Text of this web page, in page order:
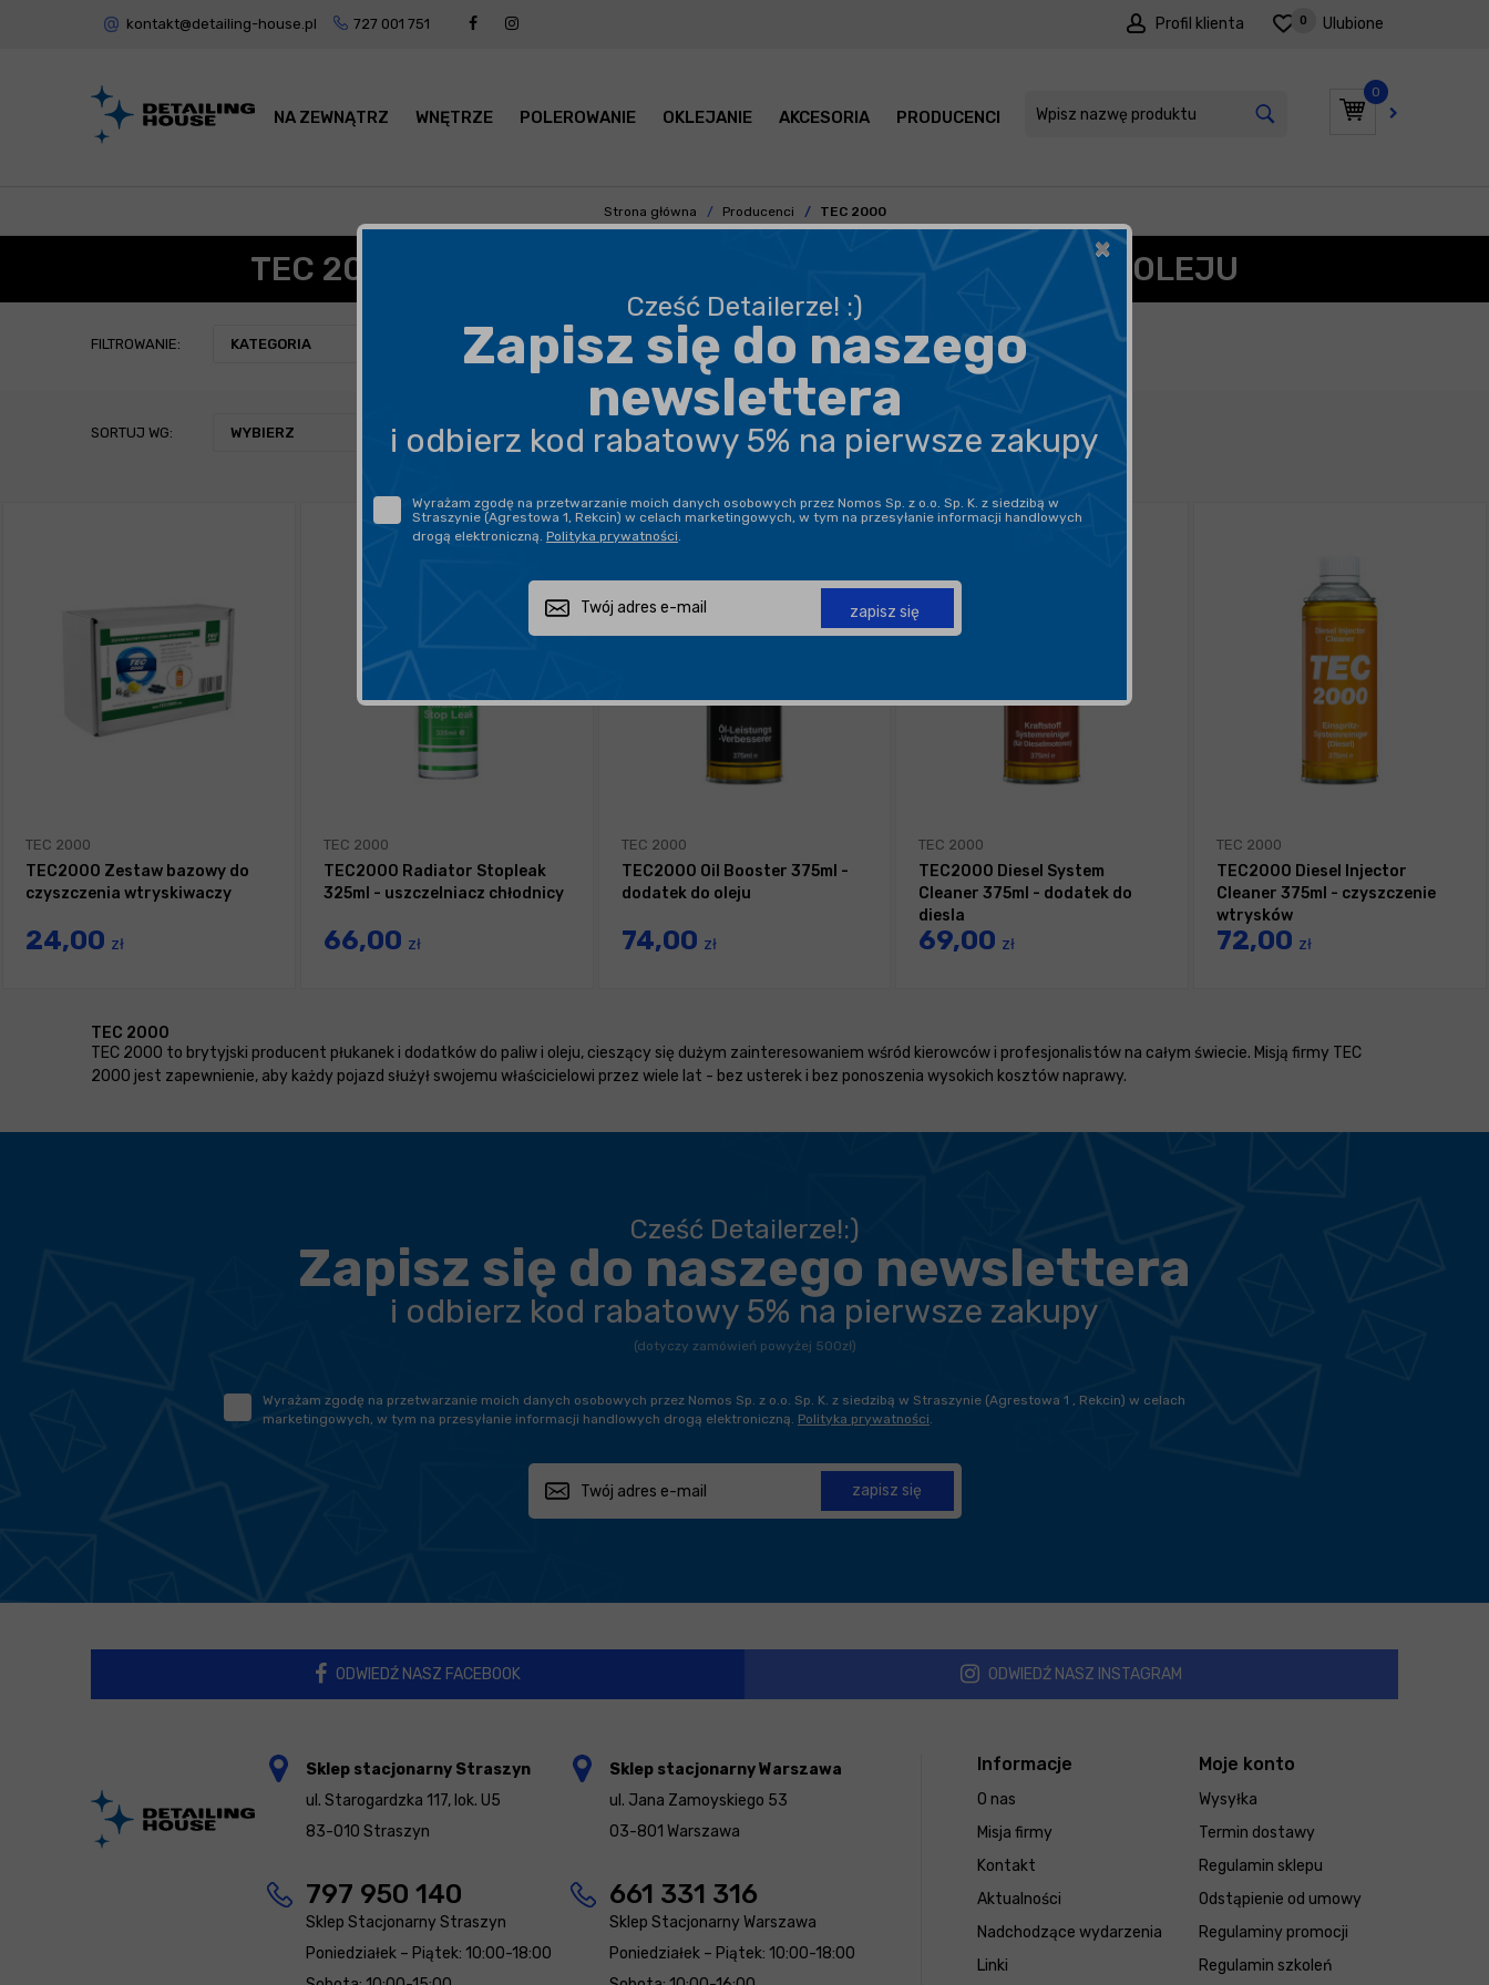
kontakt@detailing-house.pl 727 001 751 Profil klienta Ulubione
0
0
NA ZEWNĄTRZ WNĘTRZE POLEROWANIE OKLEJANIE AKCESORIA PRODUCENCI PROMOCJE
Strona główna Producenci TEC 2000
TEC 2000 - PŁUKANKI DO SILNIKA, DODATKI DO PALIW I OLEJU
FILTROWANIE: KATEGORIA PODKATEGORIA CENA
SORTUJ WG: WYBIERZ POKAŻ PO: 21
TEC 2000
TEC2000 Zestaw bazowy do
czyszczenia wtryskiwaczy
24,00 zł
TEC 2000
TEC2000 Radiator Stopleak
325ml - uszczelniacz chłodnicy
66,00 zł
TEC 2000
TEC2000 Oil Booster 375ml -
dodatek do oleju
74,00 zł
TEC 2000
TEC2000 Diesel System
Cleaner 375ml - dodatek do
diesla
69,00 zł
TEC 2000
TEC2000 Diesel Injector
Cleaner 375ml - czyszczenie
wtrysków
72,00 zł
TEC 2000
TEC 2000 to brytyjski producent płukanek i dodatków do paliw i oleju, cieszący się dużym zainteresowaniem wśród kierowców i profesjonalistów na całym świecie. Misją firmy TEC
2000 jest zapewnienie, aby każdy pojazd służył swojemu właścicielowi przez wiele lat - bez usterek i bez ponoszenia wysokich kosztów naprawy.
Cześć Detailerze!:)
Zapisz się do naszego newslettera
i odbierz kod rabatowy 5% na pierwsze zakupy
(dotyczy zamówień powyżej 500zł)
Wyrażam zgodę na przetwarzanie moich danych osobowych przez Nomos Sp. z o.o. Sp. K. z siedzibą w Straszynie (Agrestowa 1 , Rekcin) w celach
marketingowych, w tym na przesyłanie informacji handlowych drogą elektroniczną. Polityka prywatności.
zapisz się
ODWIEDŹ NASZ FACEBOOK ODWIEDŹ NASZ INSTAGRAM
×
Cześć Detailerze! :)
Zapisz się do naszego
newslettera
i odbierz kod rabatowy 5% na pierwsze zakupy
Wyrażam zgodę na przetwarzanie moich danych osobowych przez Nomos Sp. z o.o. Sp. K. z siedzibą w
Straszynie (Agrestowa 1, Rekcin) w celach marketingowych, w tym na przesyłanie informacji handlowych
drogą elektroniczną. Polityka prywatności
zapisz się
Informacje
O nas
Misja firmy
Kontakt
Aktualności
Nadchodzące wydarzenia
Linki
Moje konto
Wysyłka
Termin dostawy
Regulamin sklepu
Odstąpienie od umowy
Regulaminy promocji
Regulamin szkoleń
Sklep stacjonarny Straszyn
ul. Starogardzka 117, lok. U5
83-010 Straszyn
797 950 140
Sklep Stacjonarny Straszyn
Poniedziałek – Piątek: 10:00-18:00
Sklep stacjonarny Warszawa
ul. Jana Zamoyskiego 53
03-801 Warszawa
661 331 316
Sklep Stacjonarny Warszawa
Poniedziałek – Piątek: 10:00-18:00